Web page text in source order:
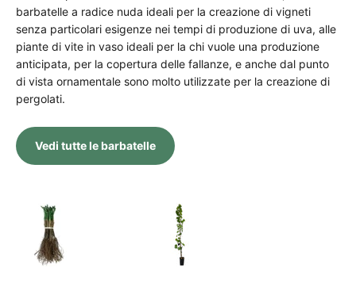
barbatelle a radice nuda ideali per la creazione di vigneti
senza particolari esigenze nei tempi di produzione di uva, alle
piante di vite in vaso ideali per la chi vuole una produzione
anticipata, per la copertura delle fallanze, e anche dal punto
di vista ornamentale sono molto utilizzate per la creazione di
pergolati.
Vedi tutte le barbatelle